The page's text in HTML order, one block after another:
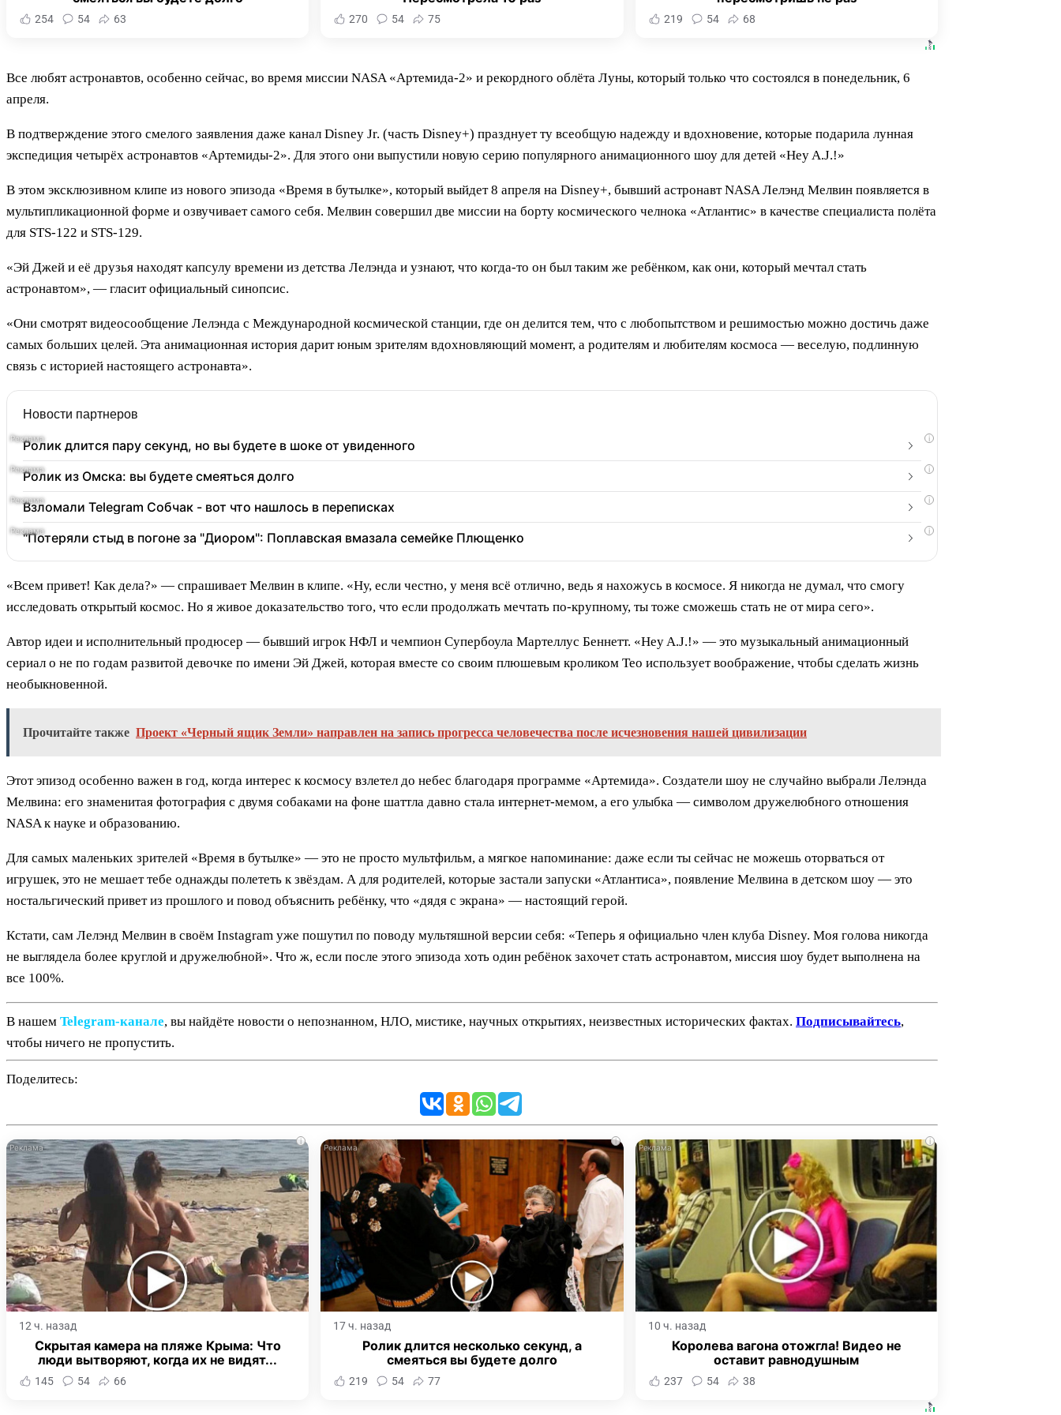
254 54 63 270 54 75 219 54 68
Все любят астронавтов, особенно сейчас, во время миссии NASA «Артемида-2» и рекордного облёта Луны, который только что состоялся в понедельник, 6
апреля.
В подтверждение этого смелого заявления даже канал Disney Jr. (часть Disney+) празднует ту всеобщую надежду и вдохновение, которые подарила лунная
экспедиция четырёх астронавтов «Артемиды-2». Для этого они выпустили новую серию популярного анимационного шоу для детей «Hey A.J.!»
В этом эксклюзивном клипе из нового эпизода «Время в бутылке», который выйдет 8 апреля на Disney+, бывший астронавт NASA Лелэнд Мелвин появляется в
мультипликационной форме и озвучивает самого себя. Мелвин совершил две миссии на борту космического челнока «Атлантис» в качестве специалиста полёта
для STS-122 и STS-129.
«Эй Джей и её друзья находят капсулу времени из детства Лелэнда и узнают, что когда-то он был таким же ребёнком, как они, который мечтал стать
астронавтом», — гласит официальный синопсис.
«Они смотрят видеосообщение Лелэнда с Международной космической станции, где он делится тем, что с любопытством и решимостью можно достичь даже
самых больших целей. Эта анимационная история дарит юным зрителям вдохновляющий момент, а родителям и любителям космоса — веселую, подлинную
связь с историей настоящего астронавта».
Новости партнеров
i
Ролик длится пару секунд, но вы будете в шоке от увиденного
i
Ролик из Омска: вы будете смеяться долго
i
Взломали Telegram Собчак - вот что нашлось в переписках
i
"Потеряли стыд в погоне за "Диором": Поплавская вмазала семейке Плющенко
«Всем привет! Как дела?» — спрашивает Мелвин в клипе. «Ну, если честно, у меня всё отлично, ведь я нахожусь в космосе. Я никогда не думал, что смогу
исследовать открытый космос. Но я живое доказательство того, что если продолжать мечтать по-крупному, ты тоже сможешь стать не от мира сего».
Автор идеи и исполнительный продюсер — бывший игрок НФЛ и чемпион Супербоула Мартеллус Беннетт. «Hey A.J.!» — это музыкальный анимационный
сериал о не по годам развитой девочке по имени Эй Джей, которая вместе со своим плюшевым кроликом Тео использует воображение, чтобы сделать жизнь
необыкновенной.
Прочитайте также Проект «Черный ящик Земли» направлен на запись прогресса человечества после исчезновения нашей цивилизации
Этот эпизод особенно важен в год, когда интерес к космосу взлетел до небес благодаря программе «Артемида». Создатели шоу не случайно выбрали Лелэнда
Мелвина: его знаменитая фотография с двумя собаками на фоне шаттла давно стала интернет-мемом, а его улыбка — символом дружелюбного отношения
NASA к науке и образованию.
Для самых маленьких зрителей «Время в бутылке» — это не просто мультфильм, а мягкое напоминание: даже если ты сейчас не можешь оторваться от
игрушек, это не мешает тебе однажды полететь к звёздам. А для родителей, которые застали запуски «Атлантиса», появление Мелвина в детском шоу — это
ностальгический привет из прошлого и повод объяснить ребёнку, что «дядя с экрана» — настоящий герой.
Кстати, сам Лелэнд Мелвин в своём Instagram уже пошутил по поводу мультяшной версии себя: «Теперь я официально член клуба Disney. Моя голова никогда
не выглядела более круглой и дружелюбной». Что ж, если после этого эпизода хоть один ребёнок захочет стать астронавтом, миссия шоу будет выполнена на
все 100%.
В нашем Telegram‑канале, вы найдёте новости о непознанном, НЛО, мистике, научных открытиях, неизвестных исторических фактах. Подписывайтесь,
чтобы ничего не пропустить.
Поделитесь:
i
12 ч. назад
Скрытая камера на пляже Крыма: Что
люди вытворяют, когда их не видят...
145 54 66
i
17 ч. назад
Ролик длится несколько секунд, а
смеяться вы будете долго
219 54 77
i
10 ч. назад
Королева вагона отожгла! Видео не
оставит равнодушным
237 54 38